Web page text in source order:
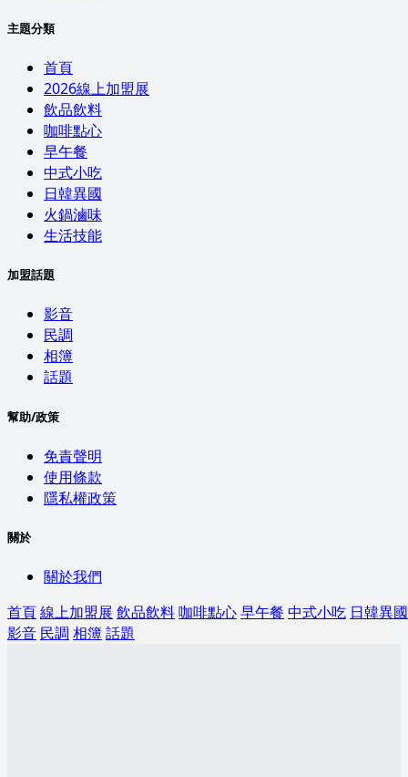
主題分類
首頁
2026線上加盟展
飲品飲料
咖啡點心
早午餐
中式小吃
日韓異國
火鍋滷味
生活技能
加盟話題
影音
民調
相簿
話題
幫助/政策
免責聲明
使用條款
隱私權政策
關於
關於我們
首頁線上加盟展 飲品飲料咖啡點心早午餐 中式小吃 日韓異國
影音 民調 相簿話題